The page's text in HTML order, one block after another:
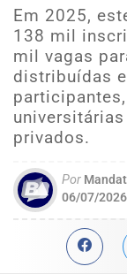
Em 2025,
138 mil
mil vagas
distribuídas
privados.
Por
06/07/